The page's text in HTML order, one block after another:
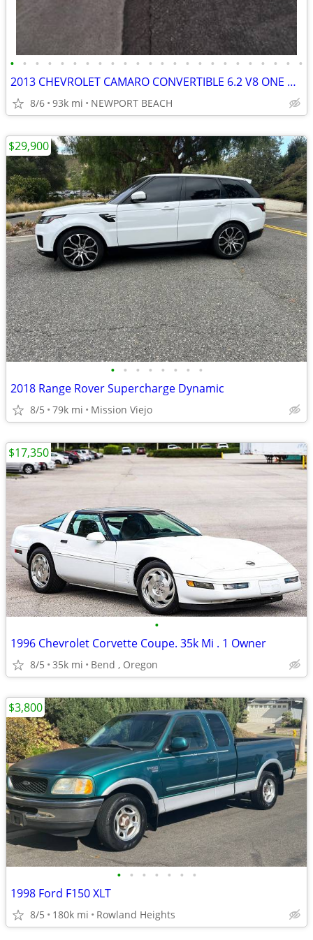
• • • • • • • • • • • • • • • • • • • • • • • •
2013 CHEVROLET CAMARO CONVERTIBLE 6.2 V8 ONE OWNER
8/6 93k mi NEWPORT BEACH
• • • • • • • •
2018 Range Rover Supercharge Dynamic
8/5 79k mi Mission Viejo
$29,900
•
1996 Chevrolet Corvette Coupe. 35k Mi . 1 Owner
8/5 35k mi Bend , Oregon
$17,350
• • • • • • •
1998 Ford F150 XLT
8/5 180k mi Rowland Heights
$3,800